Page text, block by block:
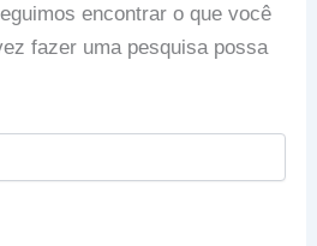
encontrar o que você
fazer uma pesquisa possa